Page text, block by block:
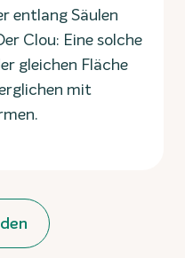
entlang Säulen
Clou: Eine solche
gleichen Fläche
mit